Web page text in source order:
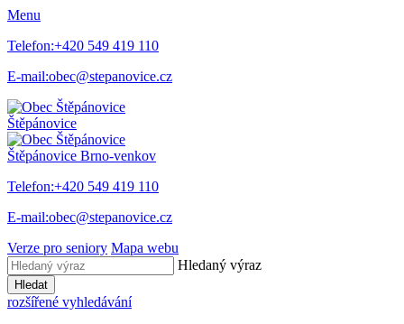
Menu
Telefon:+420 549 419 110
E-mail:obec@stepanovice.cz
Štěpánovice
Štěpánovice Brno-venkov
Telefon:+420 549 419 110
E-mail:obec@stepanovice.cz
Verze pro seniory Mapa webu
Hledaný výraz
Hledat
rozšířené vyhledávání